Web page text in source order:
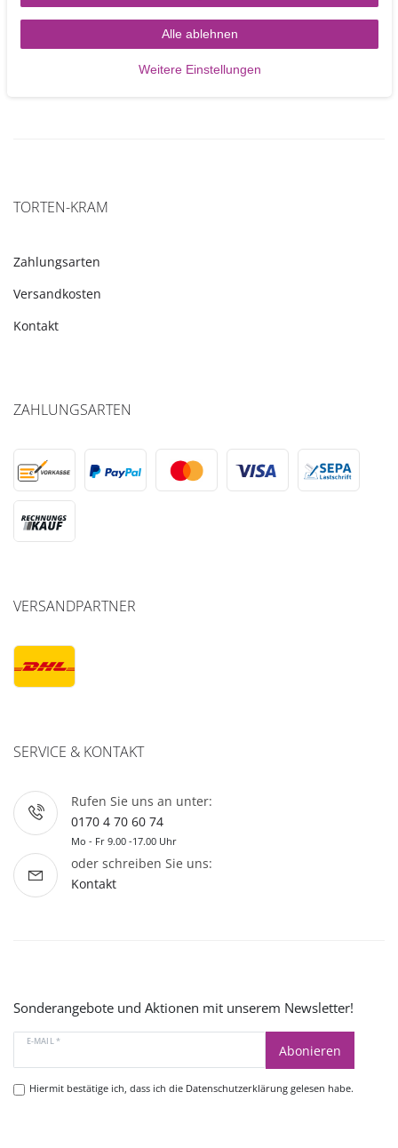
In den Warenkorb
TORTEN-KRAM
Zahlungsarten
Versandkosten
Kontakt
ZAHLUNGSARTEN
VERSANDPARTNER
SERVICE & KONTAKT
Rufen Sie uns an unter:
0170 4 70 60 74
Mo - Fr 9.00 -17.00 Uhr
oder schreiben Sie uns:
Kontakt
Sonderangebote und Aktionen mit unserem Newsletter!
E-MAIL *
Abonieren
Hiermit bestätige ich, dass ich die Datenschutzerklärunggelesen habe.
Alle ablehnen
Weitere Einstellungen